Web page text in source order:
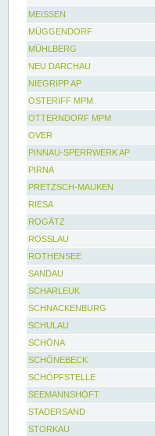
MEISSEN
MÜGGENDORF
MÜHLBERG
NEU DARCHAU
NIEGRIPP AP
OSTERIFF MPM
OTTERNDORF MPM
OVER
PINNAU-SPERRWERK AP
PIRNA
PRETZSCH-MAUKEN
RIESA
ROGÄTZ
ROSSLAU
ROTHENSEE
SANDAU
SCHARLEUK
SCHNACKENBURG
SCHULAU
SCHÖNA
SCHÖNEBECK
SCHÖPFSTELLE
SEEMANNSHÖFT
STADERSAND
STORKAU